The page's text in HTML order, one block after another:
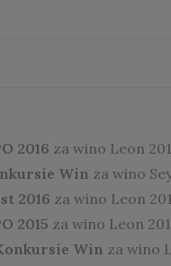
2016 za wino Leon
Win za wino
2016 za wino Leon
2015 za wino Leon
Win za wino